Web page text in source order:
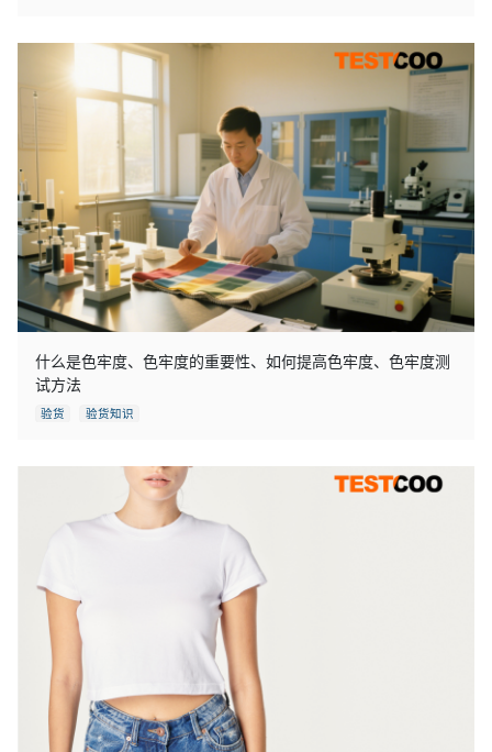
什么是色牢度、色牢度的重要性、如何提高色牢度、色牢度测
试方法
验货 验货知识